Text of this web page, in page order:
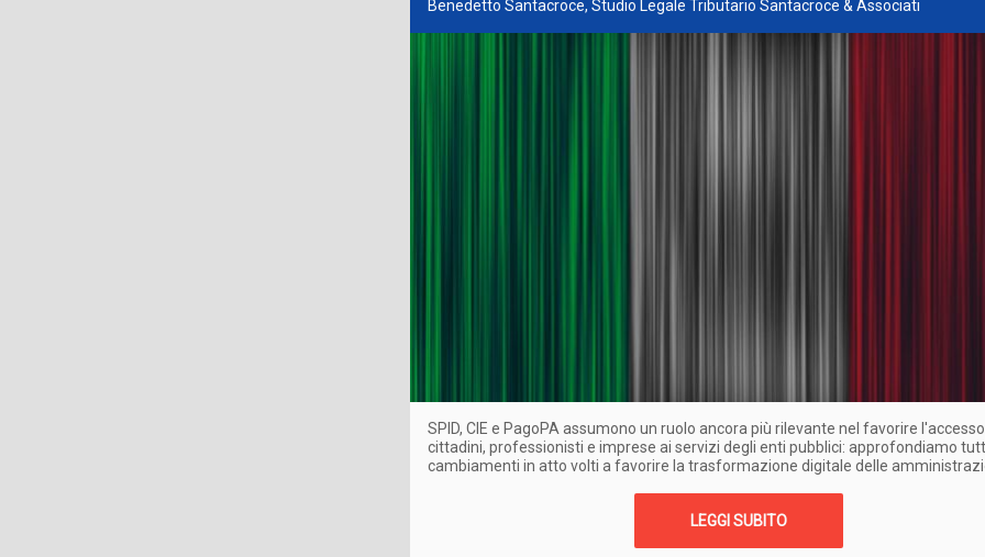
Benedetto Santacroce, Studio Legale Tributario Santacroce & Associati
SPID, CIE e PagoPA assumono un ruolo ancora più rilevante nel favorire
cittadini, professionisti e imprese ai servizi degli enti pubblici: approfondiamo
cambiamenti in atto volti a favorire la trasformazione digitale delle
LEGGI SUBITO